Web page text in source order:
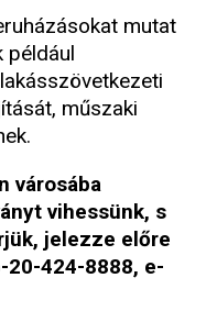
mutat
például
műszaki
városába
vihessünk, s
jelezze előre
424-8888, e-